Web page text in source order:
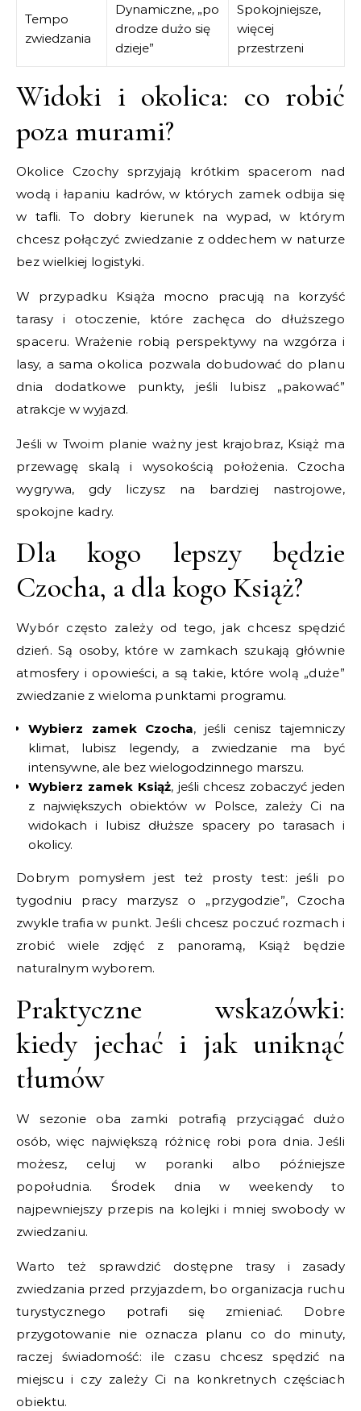
Tempo
zwiedzania
Dynamiczne, „po
drodze dużo się
dzieje”
Spokojniejsze,
więcej
przestrzeni
Widoki i okolica: co robić
poza murami?
Okolice Czochy sprzyjają krótkim spacerom nad
wodą i łapaniu kadrów, w których zamek odbija się
w tafli. To dobry kierunek na wypad, w którym
chcesz połączyć zwiedzanie z oddechem w naturze
bez wielkiej logistyki.
W przypadku Książa mocno pracują na korzyść
tarasy i otoczenie, które zachęca do dłuższego
spaceru. Wrażenie robią perspektywy na wzgórza i
lasy, a sama okolica pozwala dobudować do planu
dnia dodatkowe punkty, jeśli lubisz „pakować”
atrakcje w wyjazd.
Jeśli w Twoim planie ważny jest krajobraz, Książ ma
przewagę skalą i wysokością położenia. Czocha
wygrywa, gdy liczysz na bardziej nastrojowe,
spokojne kadry.
Dla kogo lepszy będzie
Czocha, a dla kogo Książ?
Wybór często zależy od tego, jak chcesz spędzić
dzień. Są osoby, które w zamkach szukają głównie
atmosfery i opowieści, a są takie, które wolą „duże”
zwiedzanie z wieloma punktami programu.
Wybierz zamek Czocha, jeśli cenisz tajemniczy
klimat, lubisz legendy, a zwiedzanie ma być
intensywne, ale bez wielogodzinnego marszu.
Wybierz zamek Książ, jeśli chcesz zobaczyć jeden
z największych obiektów w Polsce, zależy Ci na
widokach i lubisz dłuższe spacery po tarasach i
okolicy.
Dobrym pomysłem jest też prosty test: jeśli po
tygodniu pracy marzysz o „przygodzie”, Czocha
zwykle trafia w punkt. Jeśli chcesz poczuć rozmach i
zrobić wiele zdjęć z panoramą, Książ będzie
naturalnym wyborem.
Praktyczne wskazówki:
kiedy jechać i jak uniknąć
tłumów
W sezonie oba zamki potrafią przyciągać dużo
osób, więc największą różnicę robi pora dnia. Jeśli
możesz, celuj w poranki albo późniejsze
popołudnia. Środek dnia w weekendy to
najpewniejszy przepis na kolejki i mniej swobody w
zwiedzaniu.
Warto też sprawdzić dostępne trasy i zasady
zwiedzania przed przyjazdem, bo organizacja ruchu
turystycznego potrafi się zmieniać. Dobre
przygotowanie nie oznacza planu co do minuty,
raczej świadomość: ile czasu chcesz spędzić na
miejscu i czy zależy Ci na konkretnych częściach
obiektu.